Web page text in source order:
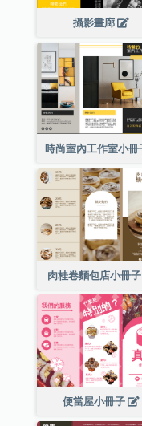
攝影畫廊
肉桂卷麵包店小冊子
便當屋小冊子